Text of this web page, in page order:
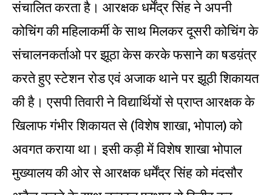
संचालित करता है। आरक्षक धर्मेंद्र सिंह ने अपनी
कोचिंग की महिलाकर्मी के साथ मिलकर दूसरी कोचिंग के
संचालनकर्ताओ पर झूठा केस करके फसाने का षडय़ंत्र
करते हुए स्टेशन रोड एवं अजाक थाने पर झूठी शिकायत
की है। एसपी तिवारी ने विद्यार्थियों से प्राप्त आरक्षक के
खिलाफ गंभीर शिकायत से (विशेष शाखा, भोपाल) को
अवगत कराया था। इसी कड़ी में विशेष शाखा भोपाल
मुख्यालय की ओर से आरक्षक धर्मेंद्र सिंह को मंदसौर